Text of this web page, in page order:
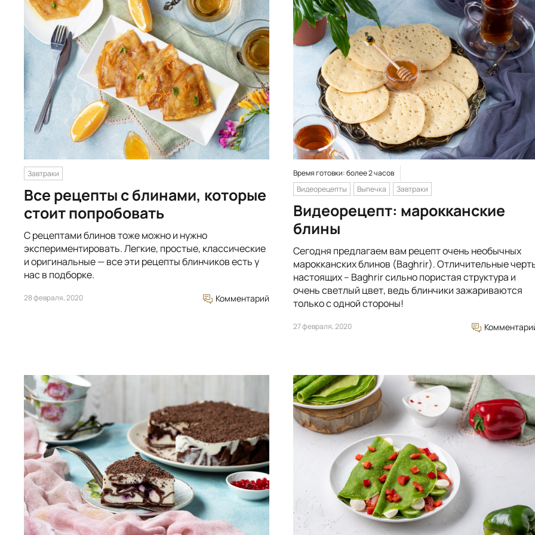
Завтраки
Все рецепты с блинами, которые
стоит попробовать
С рецептами блинов тоже можно и нужно
экспериментировать. Легкие, простые, классические
и оригинальные — все эти рецепты блинчиков есть у
нас в подборке.
28 февраля, 2020 Комментарий
Время готовки: более 2 часов
Видеорецепты
Выпечка Завтраки
Видеорецепт: марокканские
блины
Сегодня предлагаем вам рецепт очень необычных
марокканских блинов (Baghrir). Отличительные
настоящих – Baghrir сильно пористая структура и
очень светлый цвет, ведь блинчики зажариваются
только с одной стороны!
27 февраля, 2020